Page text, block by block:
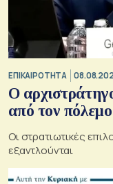
ΕΠΙΚΑΙΡΟΤΗΤΑ
Ο
από τον
Οι στρατιωτικές
εξαντλούνται